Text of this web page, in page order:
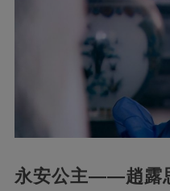
永安公主——趙露